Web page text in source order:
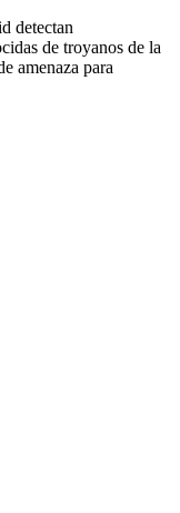
detectan
de troyanos de la
amenaza para